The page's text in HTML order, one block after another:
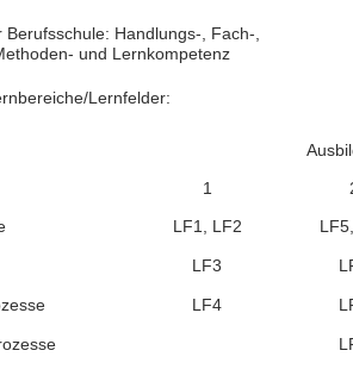
Handlungs-, Fach-,
und Lernkompetenz
Lernfelder:
1
LF1, LF2
LF3
LF4